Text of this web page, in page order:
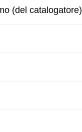
(del catalogatore)